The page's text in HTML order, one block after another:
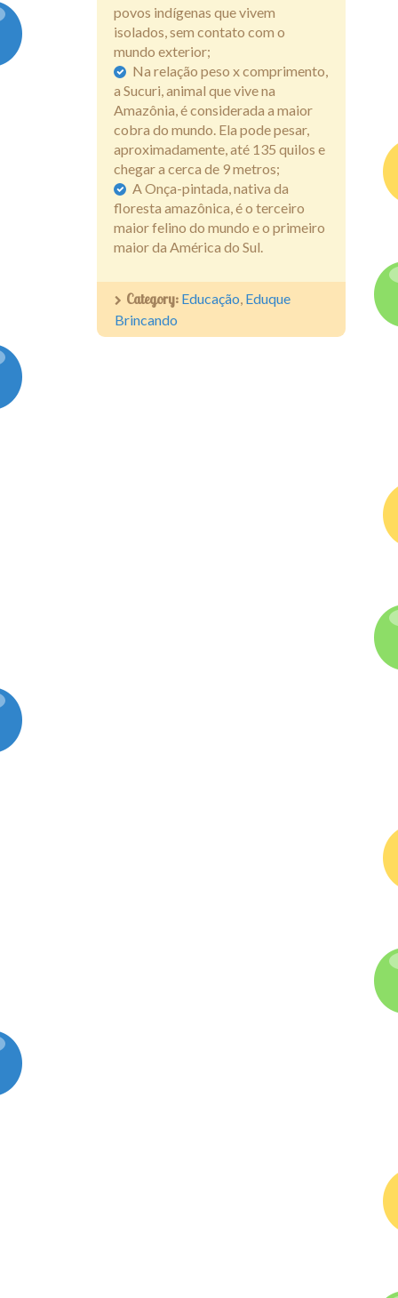
povos indígenas que vivem
isolados, sem contato com o
mundo exterior;
Na relação peso x comprimento,
a Sucuri, animal que vive na
Amazônia, é considerada a maior
cobra do mundo. Ela pode pesar,
aproximadamente, até 135 quilos e
chegar a cerca de 9 metros;
A Onça-pintada, nativa da
floresta amazônica, é o terceiro
maior felino do mundo e o primeiro
maior da América do Sul.
Category: Educação, Eduque
Brincando